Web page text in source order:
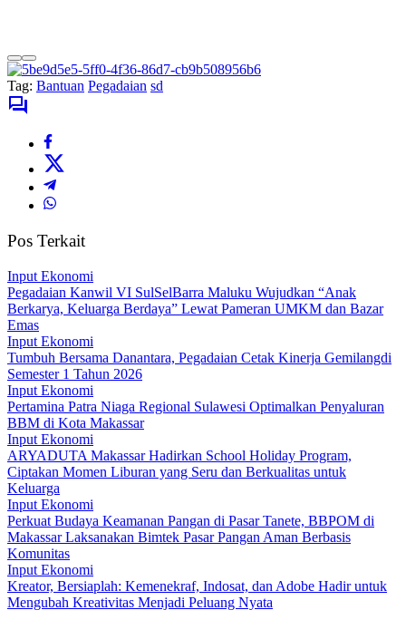
Tag: Bantuan Pegadaian sd
Pos Terkait
Input Ekonomi
Pegadaian Kanwil VI SulSelBarra Maluku Wujudkan “Anak
Berkarya, Keluarga Berdaya” Lewat Pameran UMKM dan Bazar
Emas
Input Ekonomi
Tumbuh Bersama Danantara, Pegadaian Cetak Kinerja Gemilangdi
Semester 1 Tahun 2026
Input Ekonomi
Pertamina Patra Niaga Regional Sulawesi Optimalkan Penyaluran
BBM di Kota Makassar
Input Ekonomi
ARYADUTA Makassar Hadirkan School Holiday Program,
Ciptakan Momen Liburan yang Seru dan Berkualitas untuk
Keluarga
Input Ekonomi
Perkuat Budaya Keamanan Pangan di Pasar Tanete, BBPOM di
Makassar Laksanakan Bimtek Pasar Pangan Aman Berbasis
Komunitas
Input Ekonomi
Kreator, Bersiaplah: Kemenekraf, Indosat, dan Adobe Hadir untuk
Mengubah Kreativitas Menjadi Peluang Nyata